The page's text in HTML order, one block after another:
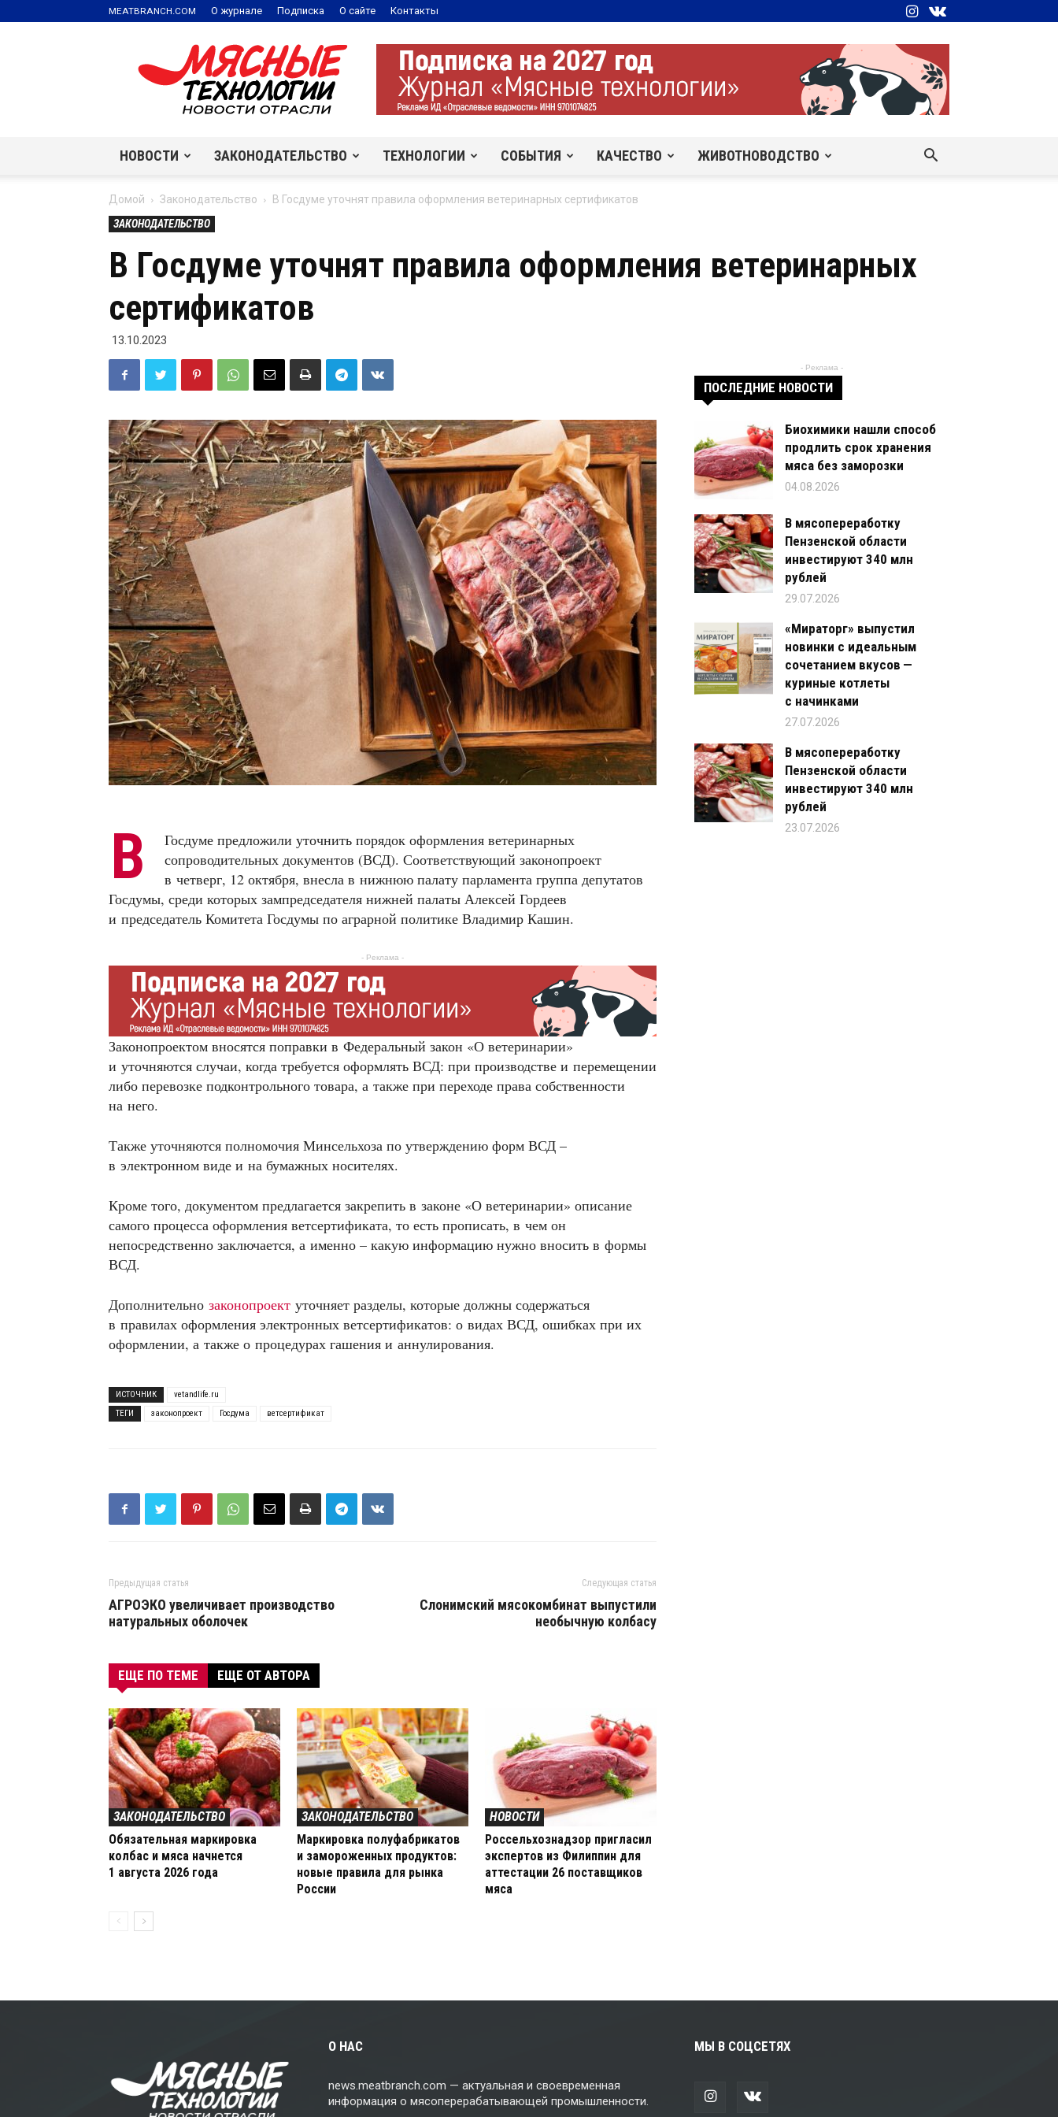
MEATBRANCH.COM О журнале Подписка О сайте Контакты
Мясные
технологии
|
Новости
отрасли
НОВОСТИ ЗАКОНОДАТЕЛЬСТВО ТЕХНОЛОГИИ СОБЫТИЯ КАЧЕСТВО ЖИВОТНОВОДСТВО
Домой Законодательство
В Госдуме уточнят правила оформления ветеринарных сертификатов
ЗАКОНОДАТЕЛЬСТВО
В Госдуме уточнят правила оформления ветеринарных
сертификатов
13.10.2023
В
Госдуме предложили уточнить порядок оформления ветеринарных
сопроводительных документов (ВСД). Соответствующий законопроект
в четверг, 12 октября, внесла в нижнюю палату парламента группа депутатов
Госдумы, среди которых зампредседателя нижней палаты Алексей Гордеев
и председатель Комитета Госдумы по аграрной политике Владимир Кашин.
- Реклама -
Законопроектом вносятся поправки в Федеральный закон «О ветеринарии»
и уточняются случаи, когда требуется оформлять ВСД: при производстве и перемещении
либо перевозке подконтрольного товара, а также при переходе права собственности
на него.
Также уточняются полномочия Минсельхоза по утверждению форм ВСД –
в электронном виде и на бумажных носителях.
Кроме того, документом предлагается закрепить в законе «О ветеринарии» описание
самого процесса оформления ветсертификата, то есть прописать, в чем он
непосредственно заключается, а именно – какую информацию нужно вносить в формы
ВСД.
Дополнительно законопроект уточняет разделы, которые должны содержаться
в правилах оформления электронных ветсертификатов: о видах ВСД, ошибках при их
оформлении, а также о процедурах гашения и аннулирования.
ИСТОЧНИК
vetandlife.ru
ТЕГИ
законопроект Госдума ветсертификат
Предыдущая статья
АГРОЭКО увеличивает производство
натуральных оболочек
Следующая статья
Слонимский мясокомбинат выпустили
необычную колбасу
ЕЩЕ ПО ТЕМЕ ЕЩЕ ОТ АВТОРА
ЗАКОНОДАТЕЛЬСТВО
Обязательная маркировка
колбас и мяса начнется
1 августа 2026 года
ЗАКОНОДАТЕЛЬСТВО
Маркировка полуфабрикатов
и замороженных продуктов:
новые правила для рынка
России
НОВОСТИ
Россельхознадзор пригласил
экспертов из Филиппин для
аттестации 26 поставщиков
мяса
- Реклама -
ПОСЛЕДНИЕ НОВОСТИ
Биохимики нашли способ
продлить срок хранения
мяса без заморозки
04.08.2026
В мясопереработку
Пензенской области
инвестируют 340 млн
рублей
29.07.2026
«Мираторг» выпустил
новинки с идеальным
сочетанием вкусов —
куриные котлеты
с начинками
27.07.2026
В мясопереработку
Пензенской области
инвестируют 340 млн
рублей
23.07.2026
О НАС
news.meatbranch.com — актуальная и своевременная
информация о мясоперерабатывающей промышленности.
МЫ В СОЦСЕТЯХ